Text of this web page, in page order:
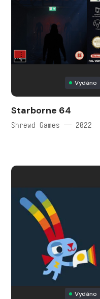
Vydáno
Starborne 64
Shrewd Games — 2022
Vydáno